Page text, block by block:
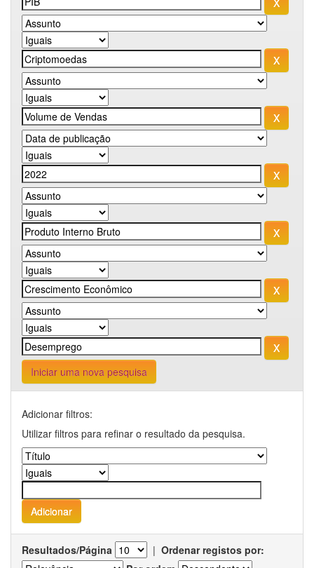
Iniciar uma nova pesquisa
Adicionar filtros:
Utilizar filtros para refinar o resultado da pesquisa.
Resultados/Página | Ordenar registos por: